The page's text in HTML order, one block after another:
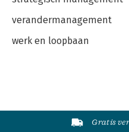
verandermanagement
werk en loopbaan
Gratis